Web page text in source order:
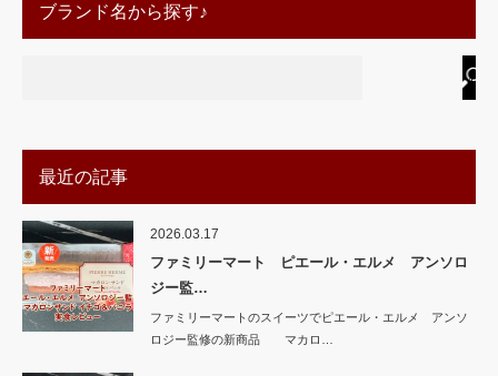
ブランド名から探す♪
最近の記事
2026.03.17
ファミリーマート ピエール・エルメ アンソロ
ジー監…
ファミリーマートのスイーツでピエール・エルメ アンソ
ロジー監修の新商品 マカロ…